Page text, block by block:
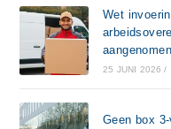
Wet
aangenomen
25 JUNI 2026 /
Geen box